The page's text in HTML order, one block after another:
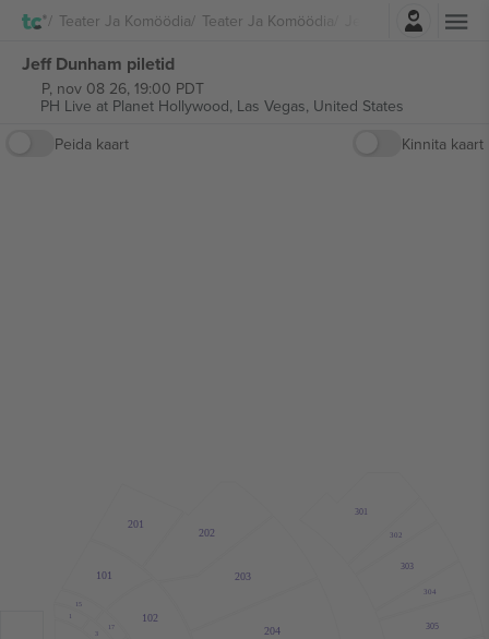
Teater Ja Komöödia Teater Ja Komöödia Jeff Dunham
Logi sisse
Jeff Dunham piletid
P, nov 08 26, 19:00 PDT
PH Live at Planet Hollywood, Las Vegas, United States
Peida kaart
Kinnita kaart
1
3
15
17
101
102
201
202
203
204
301
302
303
304
305